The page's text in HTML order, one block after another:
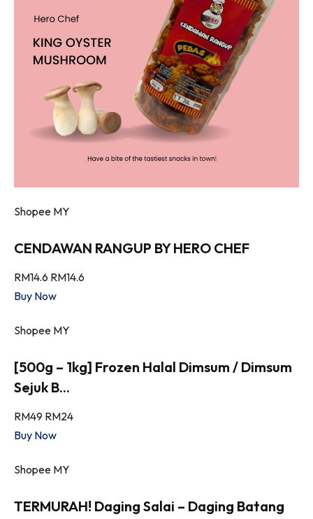
Shopee MY
CENDAWAN RANGUP BY HERO CHEF
RM14.6 RM14.6
Buy Now
Shopee MY
[500g – 1kg] Frozen Halal Dimsum / Dimsum
Sejuk B...
RM49 RM24
Buy Now
Shopee MY
TERMURAH! Daging Salai – Daging Batang